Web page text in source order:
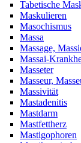
Tabetische
Maskulieren
Masochismus
Massa
Massage,
Massai-
Masseter
Masseur,
Massivität
Mastadenitis
Mastdarm
Mastfettherz
Mastigophoren